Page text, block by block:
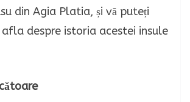
din Agia Platia, și vă puteți
afla despre istoria acestei insule